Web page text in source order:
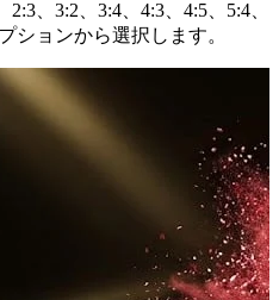
、3:2、3:4、4:3、4:5、5:4、
ションから選択します。